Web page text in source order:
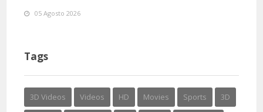
05 Agosto 2026
Tags
3D Videos Videos HD Movies Sports 3D